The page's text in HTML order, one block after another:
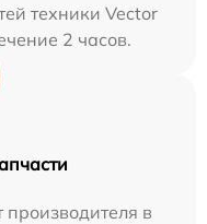
техники Vector
2 часов.
производителя в